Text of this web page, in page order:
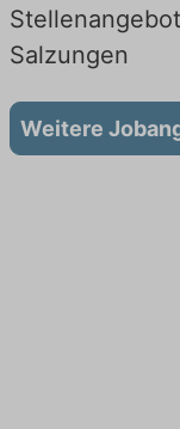
Salzungen
Weitere